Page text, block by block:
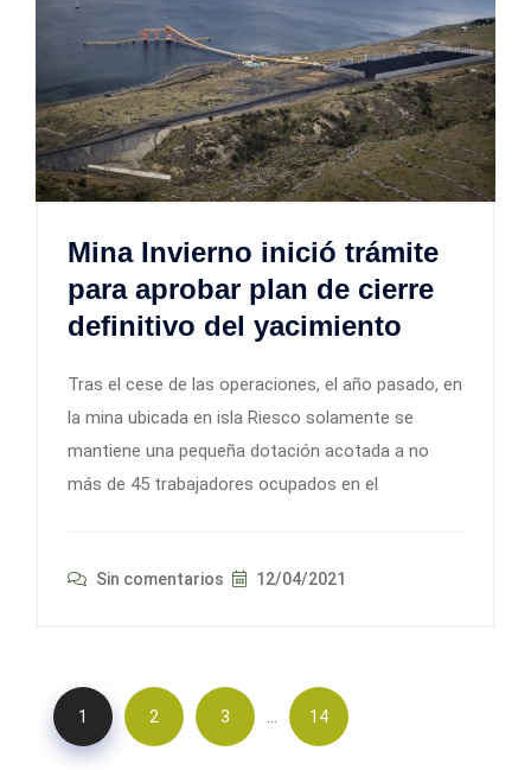
Mina Invierno inició trámite
para aprobar plan de cierre
definitivo del yacimiento
Tras el cese de las operaciones, el año pasado, en
la mina ubicada en isla Riesco solamente se
mantiene una pequeña dotación acotada a no
más de 45 trabajadores ocupados en el
Sin comentarios 12/04/2021
1 2 3 … 14